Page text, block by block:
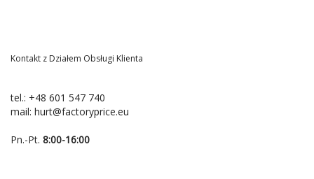
Kontakt z Działem Obsługi Klienta
tel.: +48 601 547 740
mail: hurt@factoryprice.eu
Pn.-Pt. 8:00-16:00